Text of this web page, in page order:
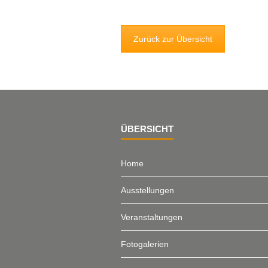
Zurück zur Übersicht
ÜBERSICHT
Home
Ausstellungen
Veranstaltungen
Fotogalerien